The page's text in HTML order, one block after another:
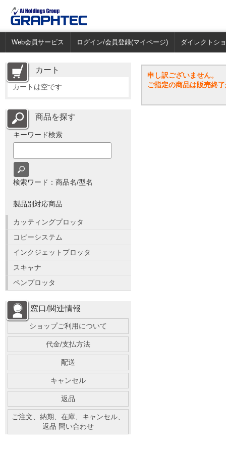
Web会員サービス ログイン/会員登録(マイページ) ダイレクトシ
申し訳ございません。
ご指定の商品は販売終
カート
カートは空です
商品を探す
キーワード検索
検索ワード：商品名/型名
製品別対応商品
カッティングプロッタ
コピーシステム
インクジェットプロッタ
スキャナ
ペンプロッタ
窓口/関連情報
ショップご利用について
代金/支払方法
配送
キャンセル
返品
ご注文、納期、在庫、キャンセル、
返品 問い合わせ